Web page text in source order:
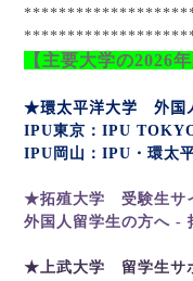
【主要大学の2026
★環太平洋大学 外国
IPU東京： IPU
IPU 岡山： IPU ・環太
★拓殖大学 受験生サ
外国人留学生の方へ -
★上武大学 留学生サ